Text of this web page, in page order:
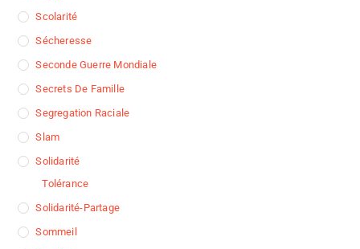
Scolarité
Sécheresse
Seconde Guerre Mondiale
Secrets De Famille
Segregation Raciale
Slam
Solidarité
Tolérance
Solidarité-Partage
Sommeil